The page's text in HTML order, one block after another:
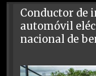
Conductor de
automóvil
nacional de